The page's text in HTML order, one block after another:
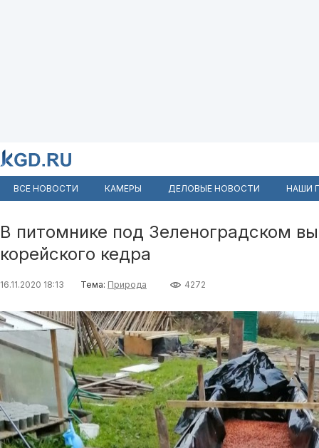
ВСЕ НОВОСТИ КАМЕРЫ ДЕЛОВЫЕ НОВОСТИ НАШИ
В питомнике под Зеленоградском
корейского кедра
16.11.2020 18:13 Тема: Природа 4272